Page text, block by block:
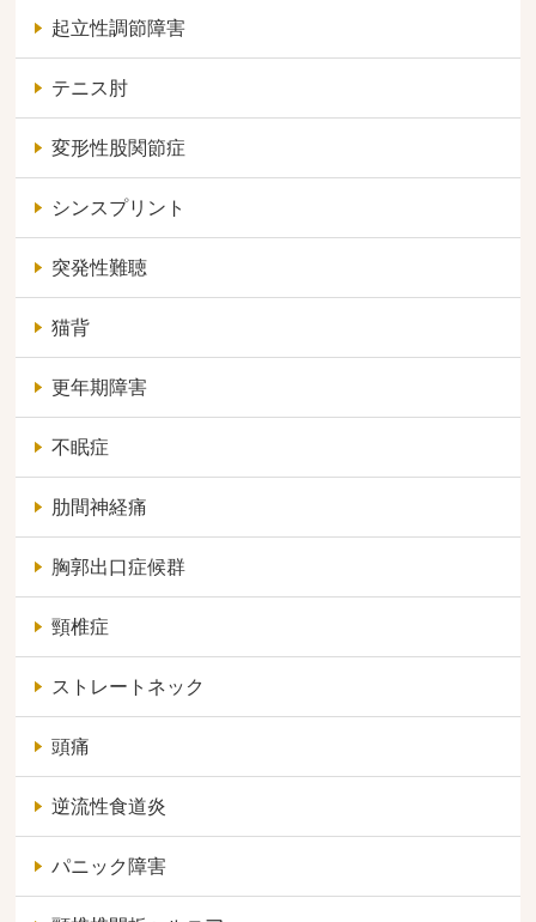
起立性調節障害
テニス肘
変形性股関節症
シンスプリント
突発性難聴
猫背
更年期障害
不眠症
肋間神経痛
胸郭出口症候群
頸椎症
ストレートネック
頭痛
逆流性食道炎
パニック障害